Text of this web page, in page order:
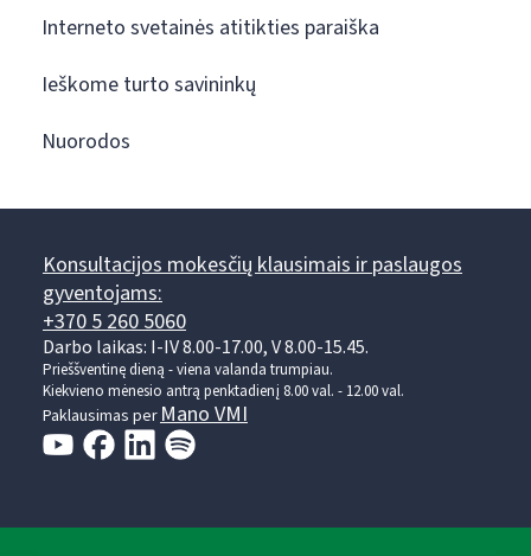
Interneto svetainės atitikties paraiška
Ieškome turto savininkų
Nuorodos
Konsultacijos mokesčių klausimais ir paslaugos
gyventojams:
+370 5 260 5060
Darbo laikas: I-IV 8.00-17.00, V 8.00-15.45.
Prieššventinę dieną - viena valanda trumpiau.
Kiekvieno mėnesio antrą penktadienį 8.00 val. - 12.00 val.
Paklausimas per Mano VMI